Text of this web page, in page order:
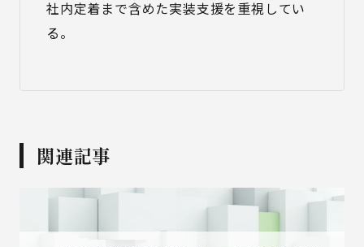
社内定着まで含めた実装支援を重視してい
る。
関連記事